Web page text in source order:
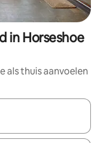
in Horseshoe
als thuis aanvoelen
maak je een keuze